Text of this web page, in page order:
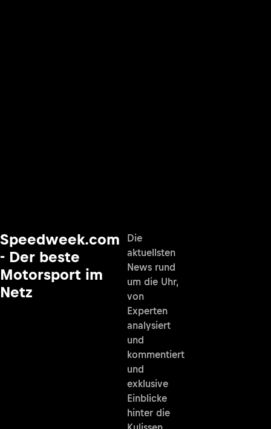
Speedweek.com
- Der beste
Motorsport im
Netz
Die
aktuellsten
News rund
um die Uhr,
von
Experten
analysiert
und
kommentiert
und
exklusive
Einblicke
hinter die